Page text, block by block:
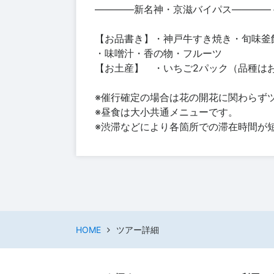
――――新名神・京滋バイパス――――
【お品書き】・神戸牛すき焼き・旬味
・味噌汁・香の物・フルーツ
【お土産】 ・いちご2パック（品種は
※催行確定の場合は花の開花に関わらず
※昼食は大小共通メニューです。
※渋滞などにより各箇所での滞在時間が
HOME ツアー詳細